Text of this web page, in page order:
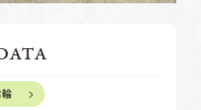
TEL.059-392-6577
〜18:30
日・水曜日